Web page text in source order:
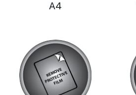
A4